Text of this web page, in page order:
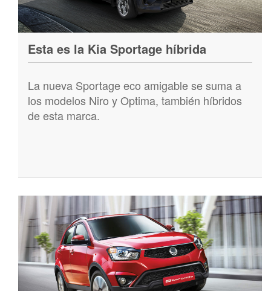
Esta es la Kia Sportage híbrida
La nueva Sportage eco amigable se suma a
los modelos Niro y Optima, también híbridos
de esta marca.